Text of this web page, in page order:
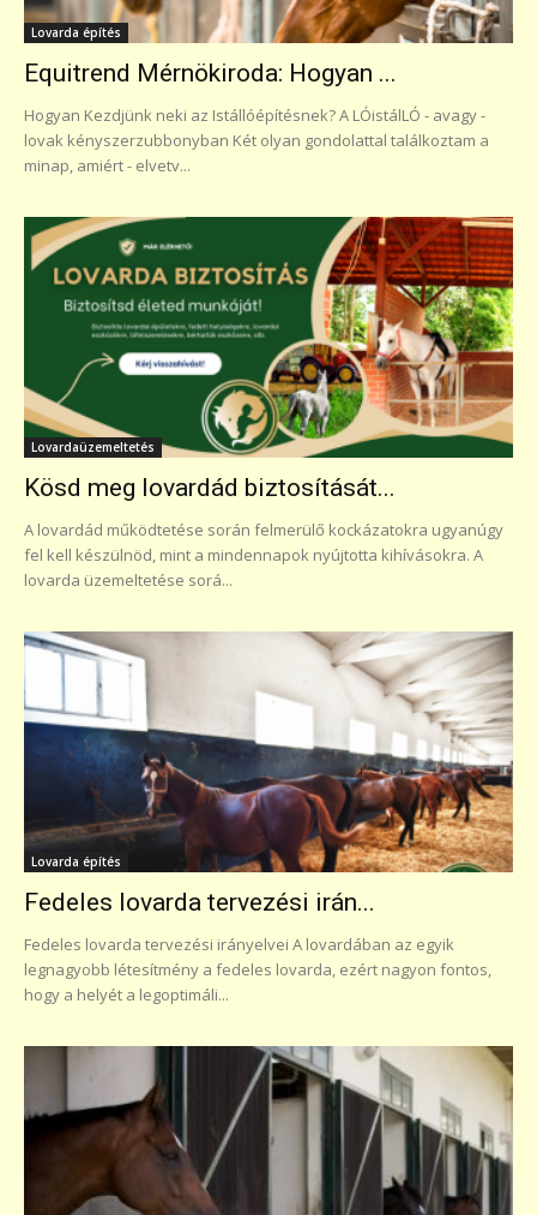
Lovarda építés
Equitrend Mérnökiroda: Hogyan ...
Hogyan Kezdjünk neki az Istállóépítésnek? A LÓistálLÓ - avagy -
lovak kényszerzubbonyban Két olyan gondolattal találkoztam a
minap, amiért - elvetv...
Lovardaüzemeltetés
Kösd meg lovardád biztosítását...
A lovardád működtetése során felmerülő kockázatokra ugyanúgy
fel kell készülnöd, mint a mindennapok nyújtotta kihívásokra. A
lovarda üzemeltetése sorá...
Lovarda építés
Fedeles lovarda tervezési irán...
Fedeles lovarda tervezési irányelvei A lovardában az egyik
legnagyobb létesítmény a fedeles lovarda, ezért nagyon fontos,
hogy a helyét a legoptimáli...